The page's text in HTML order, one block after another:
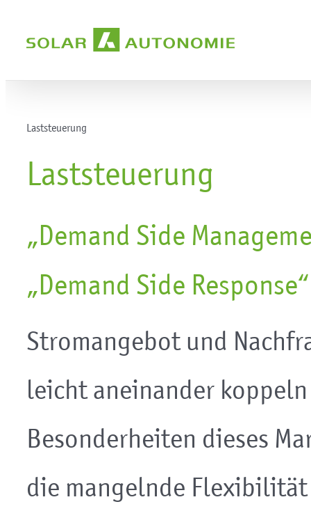
Laststeuerung
Laststeuerung
„Demand Side
„Demand Side
Stromangebot und
leicht aneinander
Besonderheiten dieses
die mangelnde